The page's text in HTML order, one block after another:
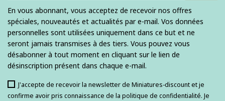
En vous abonnant, vous acceptez de recevoir nos offres
spéciales, nouveautés et actualités par e-mail. Vos données
personnelles sont utilisées uniquement dans ce but et ne
seront jamais transmises à des tiers. Vous pouvez vous
désabonner à tout moment en cliquant sur le lien de
désinscription présent dans chaque e-mail.
J'accepte de recevoir la newsletter de Miniatures-discount et je
confirme avoir pris connaissance de la politique de confidentialité. Je